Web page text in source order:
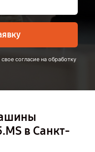
согласие на обработку
в Санкт-